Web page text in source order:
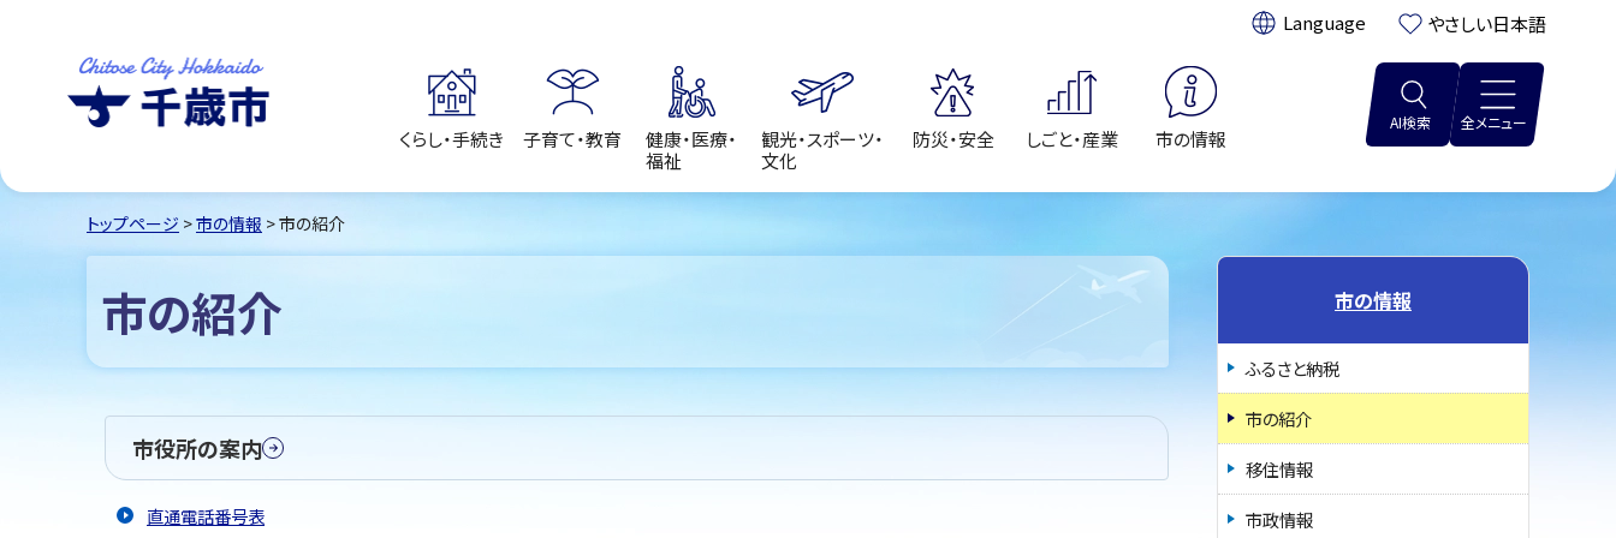
翻訳: やさしい日本語
くらし・手続き 子育て・教育
健康・医療・
福祉
観光・スポーツ・
文化
防災・安全 しごと・産業 市の情報
AI検索 全メニュー
トップページ >市の情報 > 市の紹介
市の紹介
市役所の案内
直通電話番号表
市の情報
ふるさと納税
市の紹介
移住情報
市政情報